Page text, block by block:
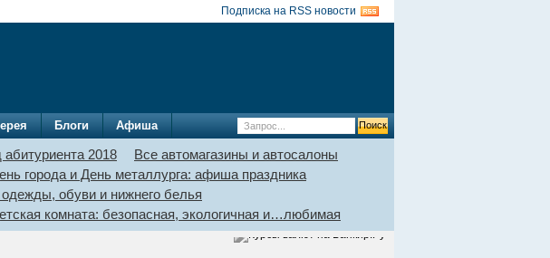
Подписка на RSS новости
Блоги Афиша
абитуриента 2018
Все автомагазины и автосалоны
города и День металлурга: афиша праздника
обуви и нижнего белья
комната: безопасная, экологичная и…любимая